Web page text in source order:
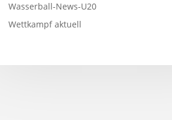
Wasserball-News-U20
Wettkampf aktuell